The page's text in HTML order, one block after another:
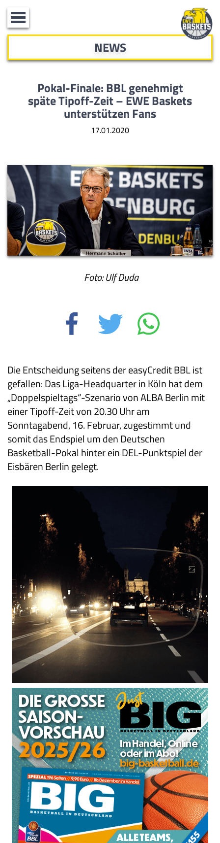
Toggle
navigation
NEWS
Pokal-Finale: BBL genehmigt
späteTipoff-Zeit – EWE Baskets
unterstützen Fans
17.01.2020
Foto: Ulf Duda
Die Entscheidung seitens der easyCredit BBL ist
gefallen: Das Liga-Headquarter in Köln hat dem
„Doppelspieltags“-Szenario von ALBA Berlin mit
einer Tipoff-Zeit von 20.30 Uhr am
Sonntagabend, 16. Februar, zugestimmt und
somit das Endspiel um den Deutschen
Basketball-Pokal hinter ein DEL-Punktspiel der
Eisbären Berlin gelegt.